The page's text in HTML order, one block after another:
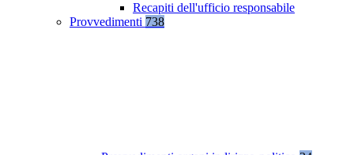
Recapiti dell'ufficio responsabile
Provvedimenti 738